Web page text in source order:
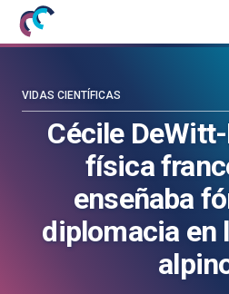
Mujeres
con
UPV/EHU
blog
UPV/EHU
Cécile
física
enseñaba
diplomacia en
VIDAS CIENTÍFICAS